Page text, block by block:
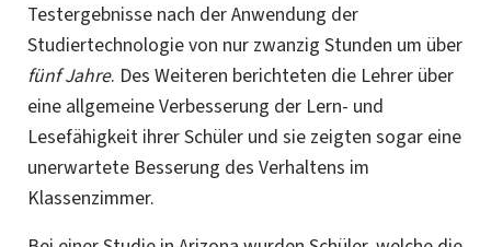
Testergebnisse nach der Anwendung der
Studiertechnologie von nur zwanzig Stunden um über
fünf Jahre. Des Weiteren berichteten die Lehrer über
eine allgemeine Verbesserung der Lern- und
Lesefähigkeit ihrer Schüler und sie zeigten sogar eine
unerwartete Besserung des Verhaltens im
Klassenzimmer.